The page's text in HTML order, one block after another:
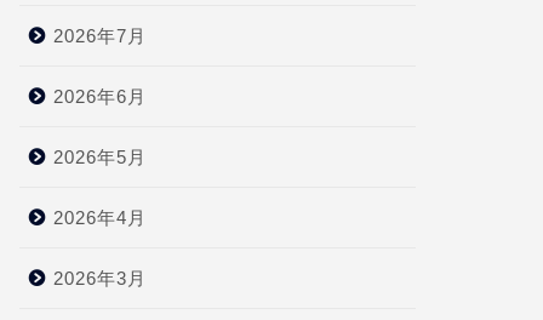
2026年7月
2026年6月
2026年5月
2026年4月
2026年3月